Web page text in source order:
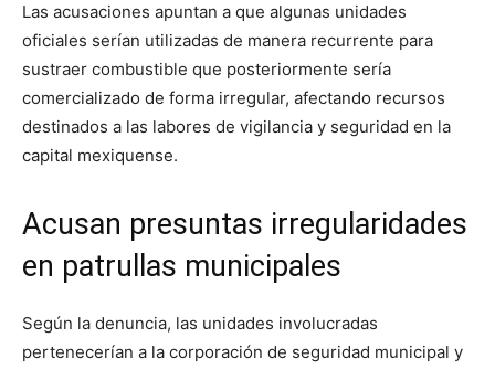
Las acusaciones apuntan a que algunas unidades
oficiales serían utilizadas de manera recurrente para
sustraer combustible que posteriormente sería
comercializado de forma irregular, afectando recursos
destinados a las labores de vigilancia y seguridad en la
capital mexiquense.
Acusan presuntas irregularidades
en patrullas municipales
Según la denuncia, las unidades involucradas
pertenecerían a la corporación de seguridad municipal y